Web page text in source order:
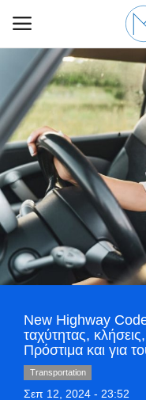
Contact Us
Politique
Business
Travel
World
Style Adorés
Greece
New Highway Code
ταχύτητας,
Πρόστιμα και για
Transportation
Σεπ 12, 2024 - 23:52